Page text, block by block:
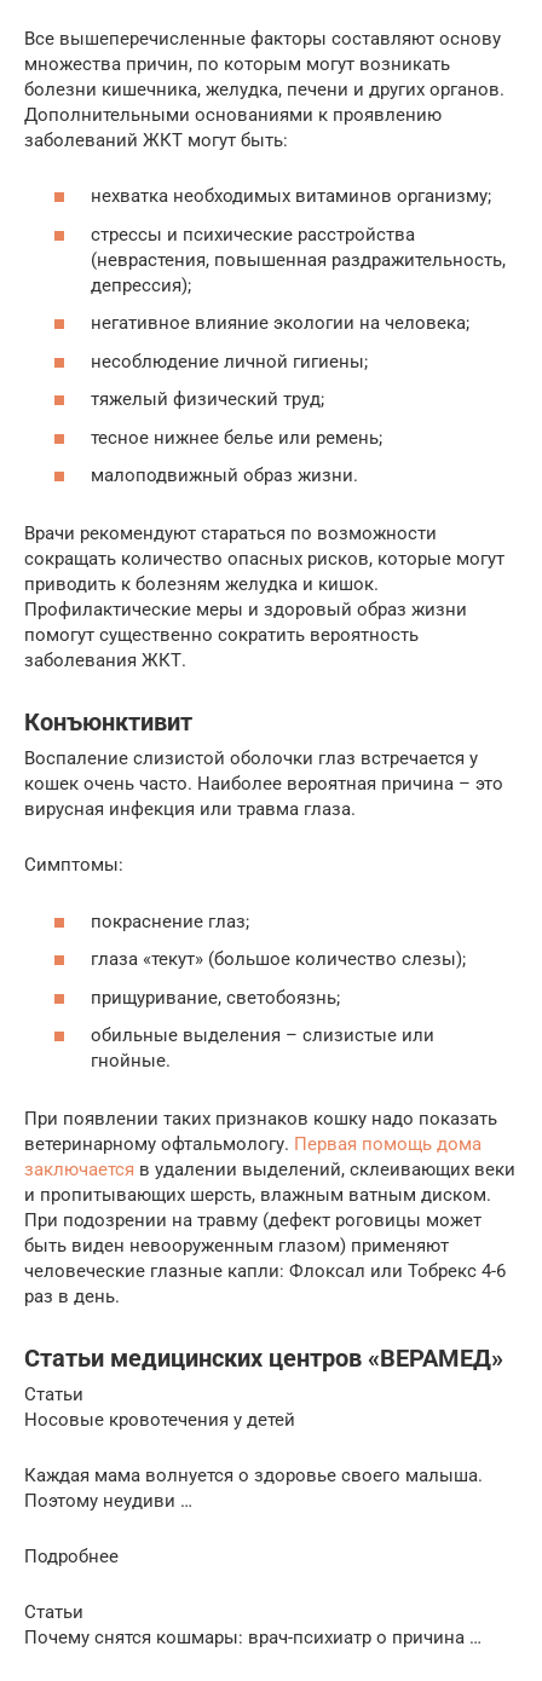
Все вышеперечисленные факторы составляют основу
множества причин, по которым могут возникать
болезни кишечника, желудка, печени и других органов.
Дополнительными основаниями к проявлению
заболеваний ЖКТ могут быть:
нехватка необходимых витаминов организму;
стрессы и психические расстройства
(неврастения, повышенная раздражительность,
депрессия);
негативное влияние экологии на человека;
несоблюдение личной гигиены;
тяжелый физический труд;
тесное нижнее белье или ремень;
малоподвижный образ жизни.
Врачи рекомендуют стараться по возможности
сокращать количество опасных рисков, которые могут
приводить к болезням желудка и кишок.
Профилактические меры и здоровый образ жизни
помогут существенно сократить вероятность
заболевания ЖКТ.
Конъюнктивит
Воспаление слизистой оболочки глаз встречается у
кошек очень часто. Наиболее вероятная причина – это
вирусная инфекция или травма глаза.
Симптомы:
покраснение глаз;
глаза «текут» (большое количество слезы);
прищуривание, светобоязнь;
обильные выделения – слизистые или
гнойные.
При появлении таких признаков кошку надо показать
ветеринарному офтальмологу. Первая помощь дома
заключается в удалении выделений, склеивающих веки
и пропитывающих шерсть, влажным ватным диском.
При подозрении на травму (дефект роговицы может
быть виден невооруженным глазом) применяют
человеческие глазные капли: Флоксал или Тобрекс 4-6
раз в день.
Статьи медицинских центров «ВЕРАМЕД»
Статьи
Носовые кровотечения у детей
Каждая мама волнуется о здоровье своего малыша.
Поэтому неудиви …
Подробнее
Статьи
Почему снятся кошмары: врач-психиатр о причина …